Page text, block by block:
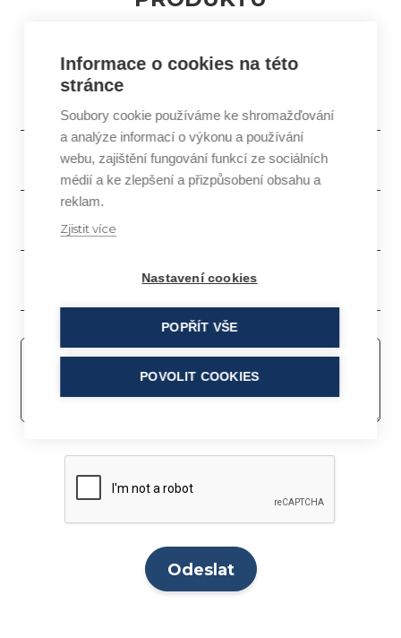
Jsem profesionál v oboru kosmetiky
Informace o cookies na této
stránce
Soubory cookie používáme ke shromažďování
a analýze informací o výkonu a používání
webu, zajištění fungování funkcí ze sociálních
médií a ke zlepšení a přizpůsobení obsahu a
reklam.
Zjistit více
Nastavení cookies
POPŘÍT VŠE
POVOLIT COOKIES